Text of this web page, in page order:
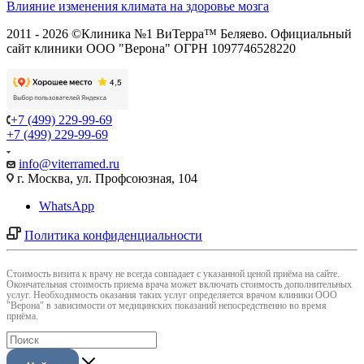
Влияние изменения климата на здоровье мозга
2011 - 2026 ©Клиника №1 ВиТерра™ Беляево. Официальный
сайт клиники ООО "Верона" ОГРН 1097746528220
+7 (499) 229-99-69
+7 (499) 229-99-69
info@viterramed.ru
г. Москва, ул. Профсоюзная, 104
WhatsApp
Политика конфиденциальности
Cтоимость визита к врачу не всегда совпадает с указанной ценой приёма на сайте.
Окончательная стоимость приема врача может включать стоимость дополнительных
услуг. Необходимость оказания таких услуг определяется врачом клиники ООО
"Верона" в зависимости от медицинских показаний непосредственно во время
приёма.